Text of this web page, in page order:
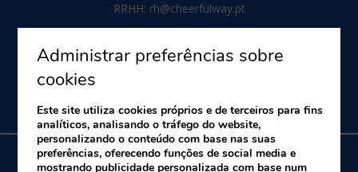
RRHH: rh@cheerfulway.pt
Administrar preferências sobre
cookies
Este site utiliza cookies próprios e de terceiros para fins
analíticos, analisando o tráfego do website,
personalizando o conteúdo com base nas suas
preferências, oferecendo funções de social media e
mostrando publicidade personalizada com base num